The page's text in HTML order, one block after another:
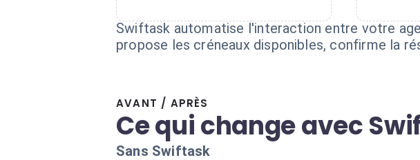
Swiftask automatise l'interaction entre votre
propose les créneaux disponibles, confirme la
AVANT / APRÈS
Ce qui change avec
Sans Swiftask